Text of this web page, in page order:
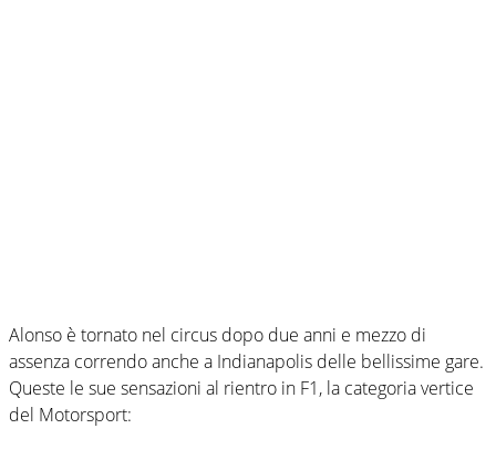
Alonso è tornato nel circus dopo due anni e mezzo di
assenza correndo anche a Indianapolis delle bellissime gare.
Queste le sue sensazioni al rientro in F1, la categoria vertice
del Motorsport: